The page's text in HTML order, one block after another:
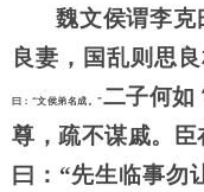
魏文侯谓李克
良妻，国乱则思
曰： “文侯弟名成。”二子何如
尊，疏不谋戚。
曰：“先生临事勿